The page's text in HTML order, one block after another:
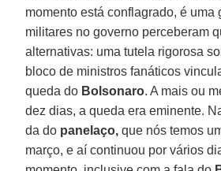
momento está conflagrado, é uma
militares no governo perceberam
alternativas: uma tutela rigorosa
bloco de ministros fanáticos
queda do Bolsonaro. A mais ou
dez dias, a queda era eminente.
da do panelaço, que nós temos
março, e aí continuou por vários